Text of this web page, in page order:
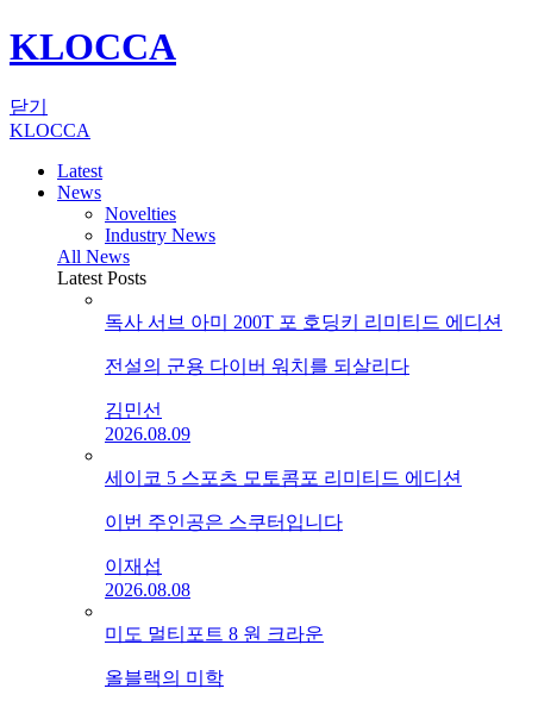
KLOCCA
닫기
KLOCCA
Latest
News
Novelties
Industry News
All News
Latest Posts
독사 서브 아미 200T 포 호딩키 리미티드 에디션
전설의 군용 다이버 워치를 되살리다
김민선
2026.08.09
세이코 5 스포츠 모토콤포 리미티드 에디션
이번 주인공은 스쿠터입니다
이재섭
2026.08.08
미도 멀티포트 8 원 크라운
올블랙의 미학